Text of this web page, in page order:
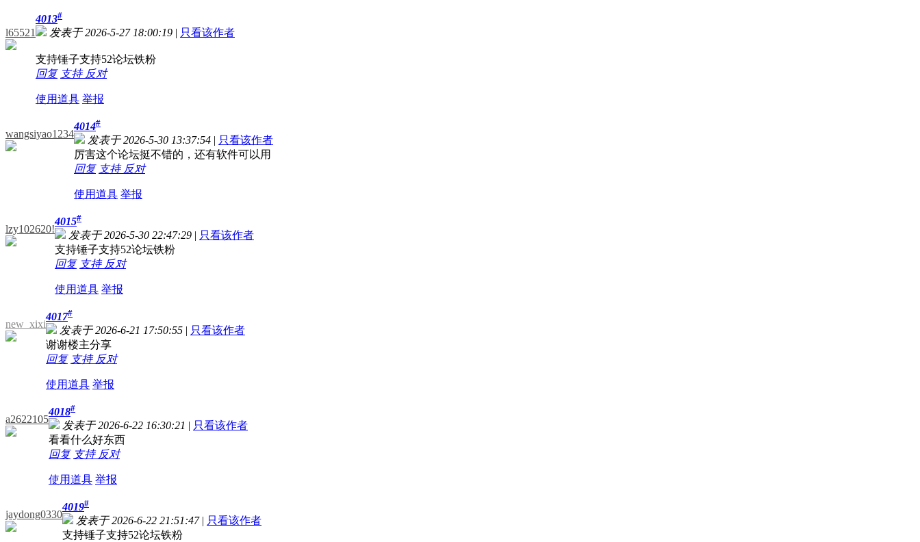
l65521
4013#
发表于 2026-5-27 18:00:19 | 只看该作者
支持锤子支持52论坛铁粉
回复 支持 反对
使用道具 举报
wangsiyao1234
4014#
发表于 2026-5-30 13:37:54 | 只看该作者
厉害这个论坛挺不错的，还有软件可以用
回复 支持 反对
使用道具 举报
lzy102620!
4015#
发表于 2026-5-30 22:47:29 | 只看该作者
支持锤子支持52论坛铁粉
回复 支持 反对
使用道具 举报
new_xixi
4017#
发表于 2026-6-21 17:50:55 | 只看该作者
谢谢楼主分享
回复 支持 反对
使用道具 举报
a2622105
4018#
发表于 2026-6-22 16:30:21 | 只看该作者
看看什么好东西
回复 支持 反对
使用道具 举报
jaydong0330
4019#
发表于 2026-6-22 21:51:47 | 只看该作者
支持锤子支持52论坛铁粉